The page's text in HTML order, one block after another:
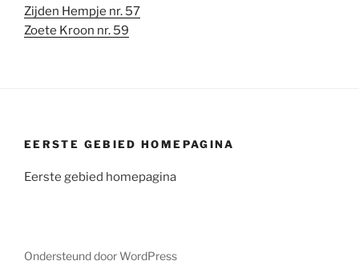
Zijden Hempje nr. 57
Zoete Kroon nr. 59
EERSTE GEBIED HOMEPAGINA
Eerste gebied homepagina
Ondersteund door WordPress